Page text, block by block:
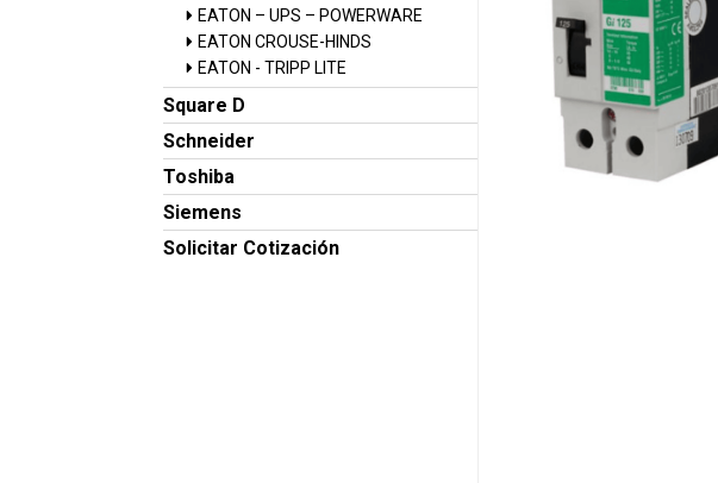
EATON – UPS – POWERWARE
EATON CROUSE-HINDS
EATON - TRIPP LITE
Square D
Schneider
Toshiba
Siemens
Solicitar Cotización